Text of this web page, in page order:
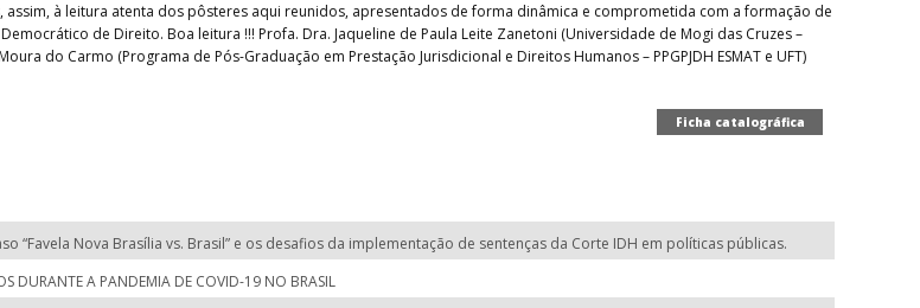
à leitura atenta dos pôsteres aqui reunidos, apresentados de forma dinâmica e comprometida com a formação de
de Direito. Boa leitura !!! Profa. Dra. Jaqueline de Paula Leite Zanetoni (Universidade de Mogi das Cruzes –
do Carmo (Programa de Pós-Graduação em Prestação Jurisdicional e Direitos Humanos – PPGPJDH ESMAT e UFT)
Ficha catalográfica
Nova Brasília vs. Brasil” e os desafios da implementação de sentenças da Corte IDH em políticas públicas.
DURANTE A PANDEMIA DE COVID-19 NO BRASIL